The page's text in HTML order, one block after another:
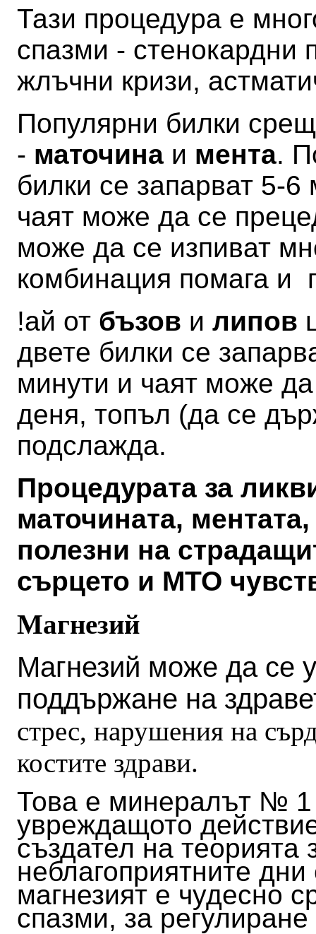
Тази процедура е
спазми - стенокардни
жлъчни кризи,
Популярни билки
- маточина и мента.
билки се запарват 5-
чаят може да се
може да се изпиват
комбинация помага и
!ай от бъзов и липов
двете билки се
минути и чаят може
деня, топъл (да се
подслажда.
Процедурата за
маточината,
полезни на
сърцето и МТО
Магнезий
Магнезий може да се
поддържане на
стрес, нарушения на
костите здрави.
Това е минералът № 1
увреждащото
създател на
неблагоприятните
магнезият е чудесно
спазми, за